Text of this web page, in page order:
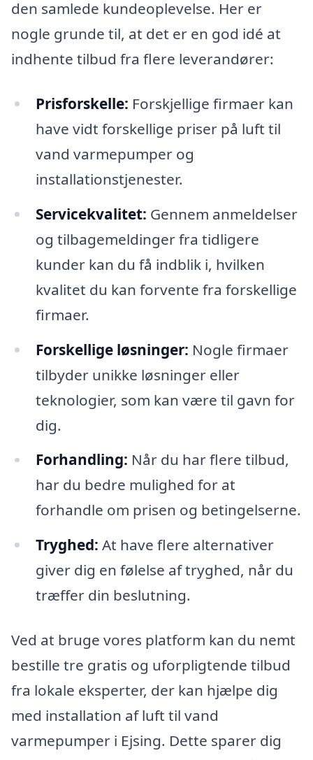
den samlede kundeoplevelse. Her er
nogle grunde til, at det er en god idé at
indhente tilbud fra flere leverandører:
Prisforskelle: Forskjellige firmaer kan
have vidt forskellige priser på luft til
vand varmepumper og
installationstjenester.
Servicekvalitet: Gennem anmeldelser
og tilbagemeldinger fra tidligere
kunder kan du få indblik i, hvilken
kvalitet du kan forvente fra forskellige
firmaer.
Forskellige løsninger: Nogle firmaer
tilbyder unikke løsninger eller
teknologier, som kan være til gavn for
dig.
Forhandling: Når du har flere tilbud,
har du bedre mulighed for at
forhandle om prisen og betingelserne.
Tryghed: At have flere alternativer
giver dig en følelse af tryghed, når du
træffer din beslutning.
Ved at bruge vores platform kan du nemt
bestille tre gratis og uforpligtende tilbud
fra lokale eksperter, der kan hjælpe dig
med installation af luft til vand
varmepumper i Ejsing. Dette sparer dig